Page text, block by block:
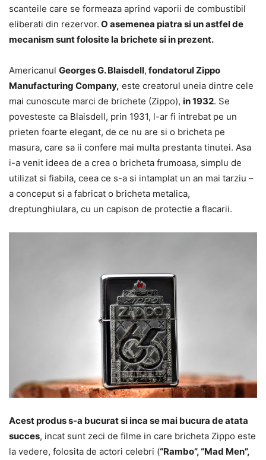
scanteile care se formeaza aprind vaporii de combustibil
eliberati din rezervor. O asemenea piatra si un astfel de
mecanism sunt folosite la brichete si in prezent.
Americanul Georges G. Blaisdell, fondatorul Zippo
Manufacturing Company, este creatorul uneia dintre cele
mai cunoscute marci de brichete (Zippo), in 1932. Se
povesteste ca Blaisdell, prin 1931, l-ar fi intrebat pe un
prieten foarte elegant, de ce nu are si o bricheta pe
masura, care sa ii confere mai multa prestanta tinutei. Asa
i-a venit ideea de a crea o bricheta frumoasa, simplu de
utilizat si fiabila, ceea ce s-a si intamplat un an mai tarziu –
a conceput si a fabricat o bricheta metalica,
dreptunghiulara, cu un capison de protectie a flacarii.
Acest produs s-a bucurat si inca se mai bucura de atata
succes, incat sunt zeci de filme in care bricheta Zippo este
la vedere, folosita de actori celebri (“Rambo”, “Mad Men”,